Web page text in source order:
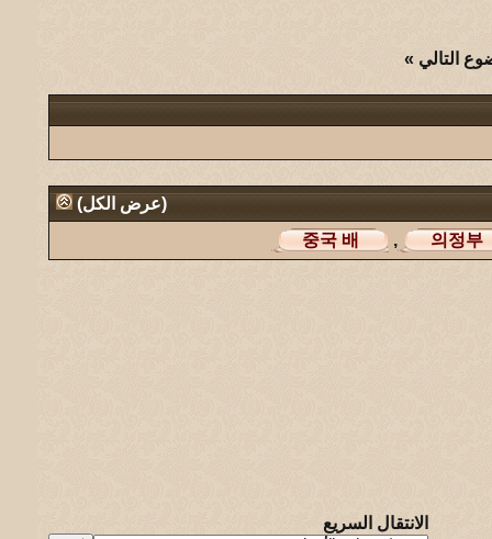
التالي »
(عرض الكل)
,
الانتقال السريع